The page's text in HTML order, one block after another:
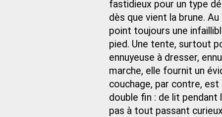
fastidieux pour un type
dès que vient la brune. Au
point toujours une
pied. Une tente, surtout
ennuyeuse à dresser,
marche, elle fournit un
couchage, par contre,
double fin : de lit pendant
pas à tout passant